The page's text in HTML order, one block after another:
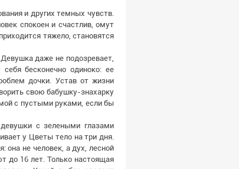
и других темных чувств.
спокоен и счастлив, омут
тяжело, становятся
даже не подозревает,
бесконечно одиноко: ее
дочки. Устав от жизни
свою бабушку-знахарку
с пустыми руками, если бы
с зелеными глазами
у Цветы тело на три дня.
она не человек, а дух, лесной
до 16 лет. Только настоящая